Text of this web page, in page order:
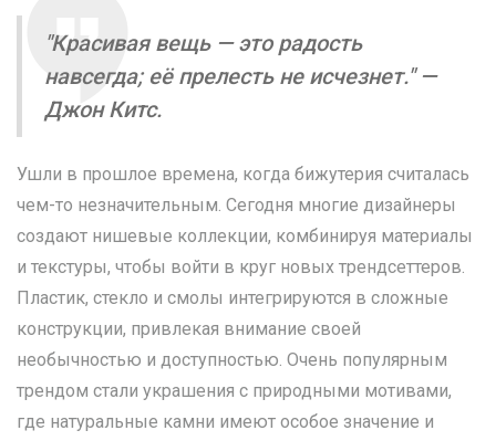
"Красивая вещь — это радость
навсегда; её прелесть не исчезнет." —
Джон Китс.
Ушли в прошлое времена, когда бижутерия считалась
чем-то незначительным. Сегодня многие дизайнеры
создают нишевые коллекции, комбинируя материалы
и текстуры, чтобы войти в круг новых трендсеттеров.
Пластик, стекло и смолы интегрируются в сложные
конструкции, привлекая внимание своей
необычностью и доступностью. Очень популярным
трендом стали украшения с природными мотивами,
где натуральные камни имеют особое значение и